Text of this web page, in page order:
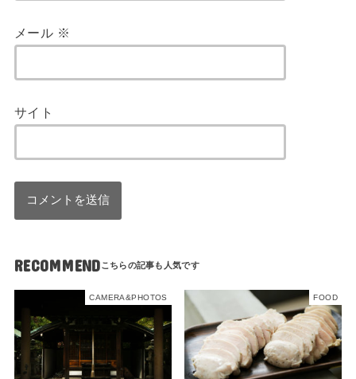
メール ※
サイト
RECOMMEND
CAMERA&PHOTOS FOOD